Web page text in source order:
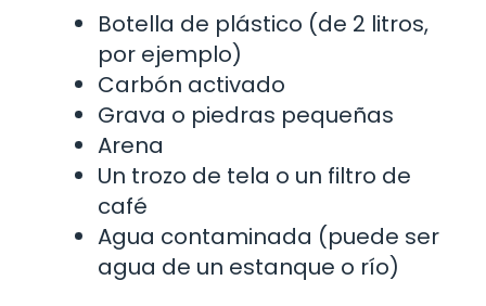
Botella de plástico (de 2 litros,
por ejemplo)
Carbón activado
Grava o piedras pequeñas
Arena
Un trozo de tela o un filtro de
café
Agua contaminada (puede ser
agua de un estanque o río)